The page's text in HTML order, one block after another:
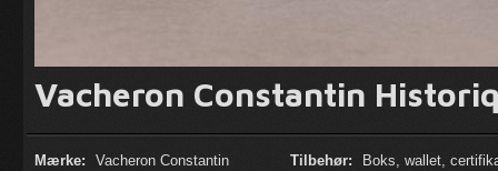
Vacheron Constantin
Mærke:
Vacheron Constantin
Tilbehør:
Boks, wallet,